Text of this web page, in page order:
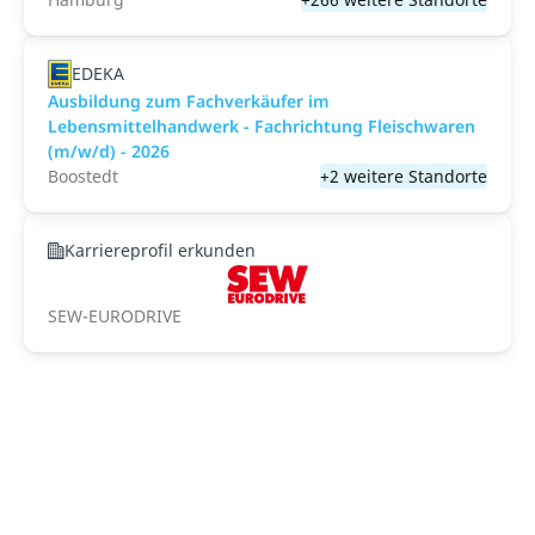
EDEKA
Ausbildung zum Fachverkäufer im
Lebensmittelhandwerk - Fachrichtung Fleischwaren
(m/w/d) - 2026
Boostedt
+2 weitere Standorte
Karriereprofil erkunden
SEW-EURODRIVE